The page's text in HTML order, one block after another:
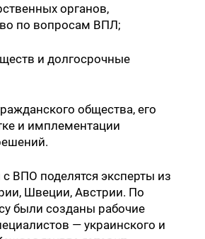
органов,
по вопросам ВПЛ;
и долгосрочные
общества, его
и имплементации
ВПО поделятся эксперты из
Швеции, Австрии. По
были созданы рабочие
— украинского и